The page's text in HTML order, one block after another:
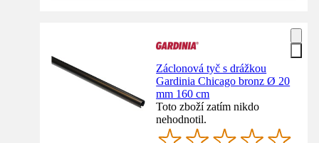
Záclonová tyč s drážkou
Gardinia Chicago bronz Ø 20
mm 160 cm
Toto zboží zatím nikdo
nehodnotil.